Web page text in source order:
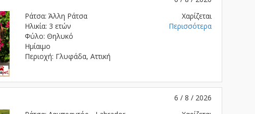
Ράτσα: Άλλη Ράτσα
Ηλικία: 3 ετών
Φύλο: Θηλυκό
Ημίαιμο
Περιοχή: Γλυφάδα, Αττική
Χαρίζεται
Περισσότερα
6 / 8 / 2026